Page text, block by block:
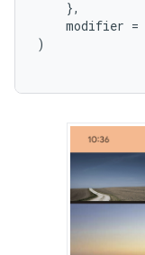
},
modifier =
)